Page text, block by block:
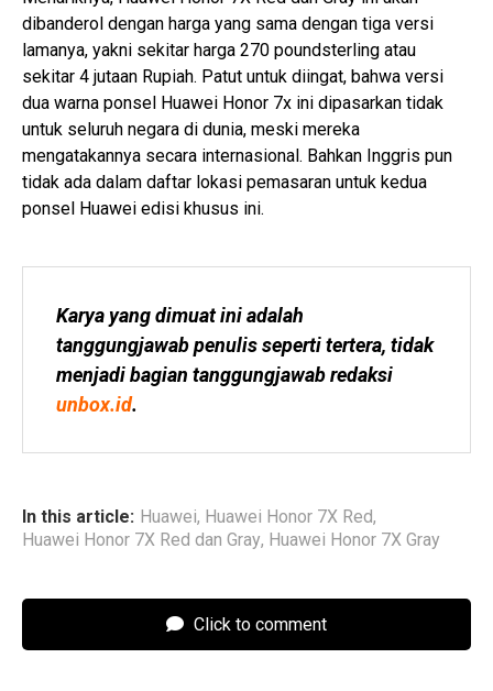
dibanderol dengan harga yang sama dengan tiga versi
lamanya, yakni sekitar harga 270 poundsterling atau
sekitar 4 jutaan Rupiah. Patut untuk diingat, bahwa versi
dua warna ponsel Huawei Honor 7x ini dipasarkan tidak
untuk seluruh negara di dunia, meski mereka
mengatakannya secara internasional. Bahkan Inggris pun
tidak ada dalam daftar lokasi pemasaran untuk kedua
ponsel Huawei edisi khusus ini.
Karya yang dimuat ini adalah
tanggungjawab penulis seperti tertera, tidak
unbox.id.
In this article: Huawei, Huawei Honor 7X Red,
Huawei Honor 7X Red dan Gray, Huawei Honor 7X Gray
Click to comment